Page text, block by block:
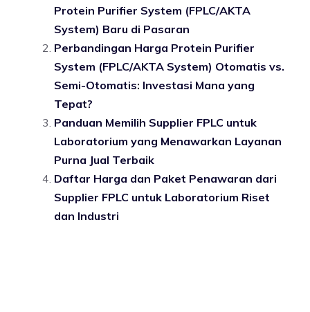
Protein Purifier System (FPLC/AKTA
System) Baru di Pasaran
Perbandingan Harga Protein Purifier
System (FPLC/AKTA System) Otomatis vs.
Semi-Otomatis: Investasi Mana yang
Tepat?
Panduan Memilih Supplier FPLC untuk
Laboratorium yang Menawarkan Layanan
Purna Jual Terbaik
Daftar Harga dan Paket Penawaran dari
Supplier FPLC untuk Laboratorium Riset
dan Industri